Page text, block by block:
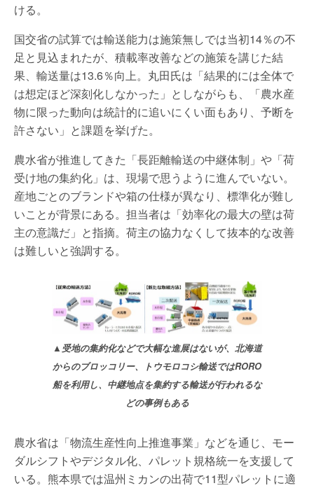
ける。
国交省の試算では輸送能力は施策無しでは当初14％の不
足と見込まれたが、積載率改善などの施策を講じた結
果、輸送量は13.6％向上。丸田氏は「結果的には全体で
は想定ほど深刻化しなかった」としながらも、「農水産
物に限った動向は統計的に追いにくい面もあり、予断を
許さない」と課題を挙げた。
農水省が推進してきた「長距離輸送の中継体制」や「荷
受け地の集約化」は、現場で思うように進んでいない。
産地ごとのブランドや箱の仕様が異なり、標準化が難し
いことが背景にある。担当者は「効率化の最大の壁は荷
主の意識だ」と指摘。荷主の協力なくして抜本的な改善
は難しいと強調する。
▲受地の集約化などで大幅な進展はないが、北海道
からのブロッコリー、トウモロコシ輸送ではRORO
船を利用し、中継地点を集約する輸送が行われるな
どの事例もある
農水省は「物流⽣産性向上推進事業」などを通じ、モー
ダルシフトやデジタル化、パレット規格統一を支援して
いる。熊本県では温州ミカンの出荷で11型パレットに適